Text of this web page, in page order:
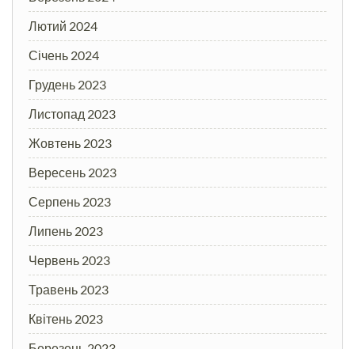
Лютий 2024
Січень 2024
Грудень 2023
Листопад 2023
Жовтень 2023
Вересень 2023
Серпень 2023
Липень 2023
Червень 2023
Травень 2023
Квітень 2023